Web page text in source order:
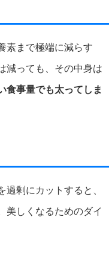
素まで極端に減らす
減っても、その中身は
食事量でも太ってしま
剰にカットすると、
美しくなるためのダイ